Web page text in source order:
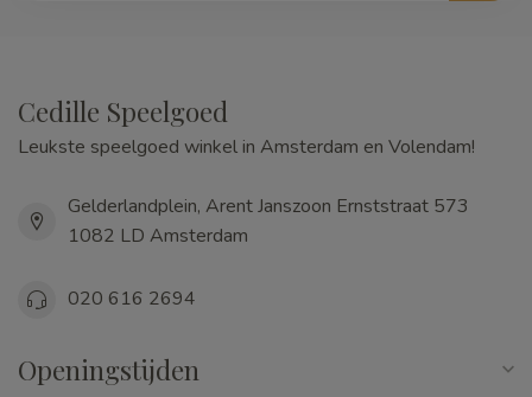
Cedille Speelgoed
Leukste speelgoed winkel in Amsterdam en Volendam!
Gelderlandplein, Arent Janszoon Ernststraat 573
1082 LD Amsterdam
020 616 2694
Openingstijden